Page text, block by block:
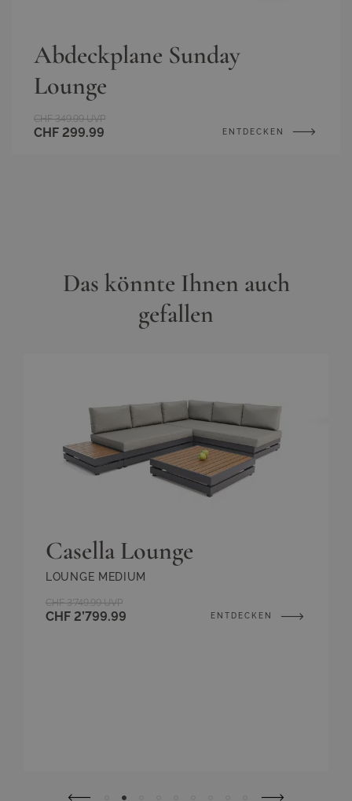
Abdeckplane Sunday
Lounge
CHF 299.99
CHF 349.99 UVP
ENTDECKEN
Das könnte Ihnen auch
gefallen
Casella Lounge
LOUNGE MEDIUM
CHF 2’799.99
CHF 3’749.99 UVP
ENTDECKEN